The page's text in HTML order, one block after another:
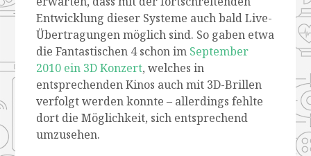
Entwicklung dieser Systeme auch bald Live-
Übertragungen möglich sind. So gaben etwa
die Fantastischen 4 schon im September
2010 ein 3D Konzert, welches in
entsprechenden Kinos auch mit 3D-Brillen
verfolgt werden konnte – allerdings fehlte
dort die Möglichkeit, sich entsprechend
umzusehen.